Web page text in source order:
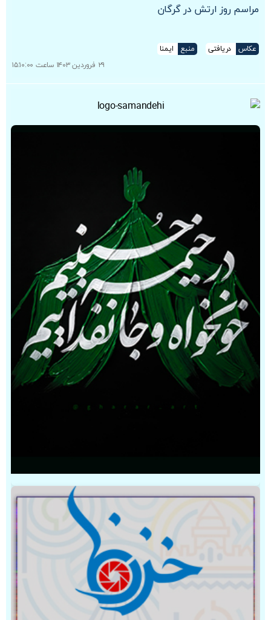
مراسم روز ارتش در گرگان
عکاس دریافتی منبع
ایمنا
۲۹ فروردین ۱۴۰۳ ساعت ۱۵:۱۰:۰۰